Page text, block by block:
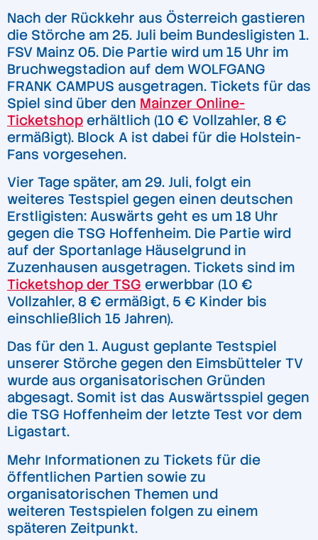
Nach der Rückkehr aus Österreich gastieren
die Störche am 25. Juli beim Bundesligisten 1.
FSV Mainz 05. Die Partie wird um 15 Uhr im
Bruchwegstadion auf dem WOLFGANG
FRANK CAMPUS ausgetragen. Tickets für das
Spiel sind über den Mainzer Online-
Ticketshop erhältlich (10 € Vollzahler, 8 €
ermäßigt). Block A ist dabei für die Holstein-
Fans vorgesehen.
Vier Tage später, am 29. Juli, folgt ein
weiteres Testspiel gegen einen deutschen
Erstligisten: Auswärts geht es um 18 Uhr
gegen die TSG Hoffenheim. Die Partie wird
auf der Sportanlage Häuselgrund in
Zuzenhausen ausgetragen. Tickets sind im
Ticketshop der TSG erwerbbar (10 €
Vollzahler, 8 € ermäßigt, 5 € Kinder bis
einschließlich 15 Jahren).
Das für den 1. August geplante Testspiel
unserer Störche gegen den Eimsbütteler TV
wurde aus organisatorischen Gründen
abgesagt. Somit ist das Auswärtsspiel gegen
die TSG Hoffenheim der letzte Test vor dem
Ligastart.
Mehr Informationen zu Tickets für die
öffentlichen Partien sowie zu
organisatorischen Themen und
weiteren Testspielen folgen zu einem
späteren Zeitpunkt.